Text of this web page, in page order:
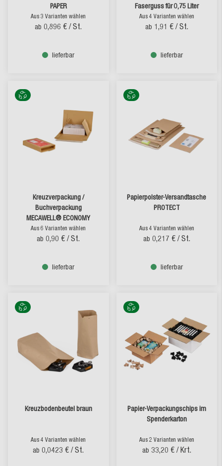
PAPER
Aus 3 Varianten wählen
ab 0,896 € / St.
lieferbar
Faserguss für 0,75 Liter
Aus 4 Varianten wählen
ab 1,91 € / St.
lieferbar
Kreuzverpackung /
Buchverpackung
MECAWELL® ECONOMY
Aus 6 Varianten wählen
ab 0,90 € / St.
lieferbar
Papierpolster-Versandtasche
PROTECT
Aus 4 Varianten wählen
ab 0,217 € / St.
lieferbar
Kreuzbodenbeutel braun
Aus 4 Varianten wählen
ab 0,0423 € / St.
Papier-Verpackungschips im
Spenderkarton
Aus 2 Varianten wählen
ab 33,20 € / Krt.